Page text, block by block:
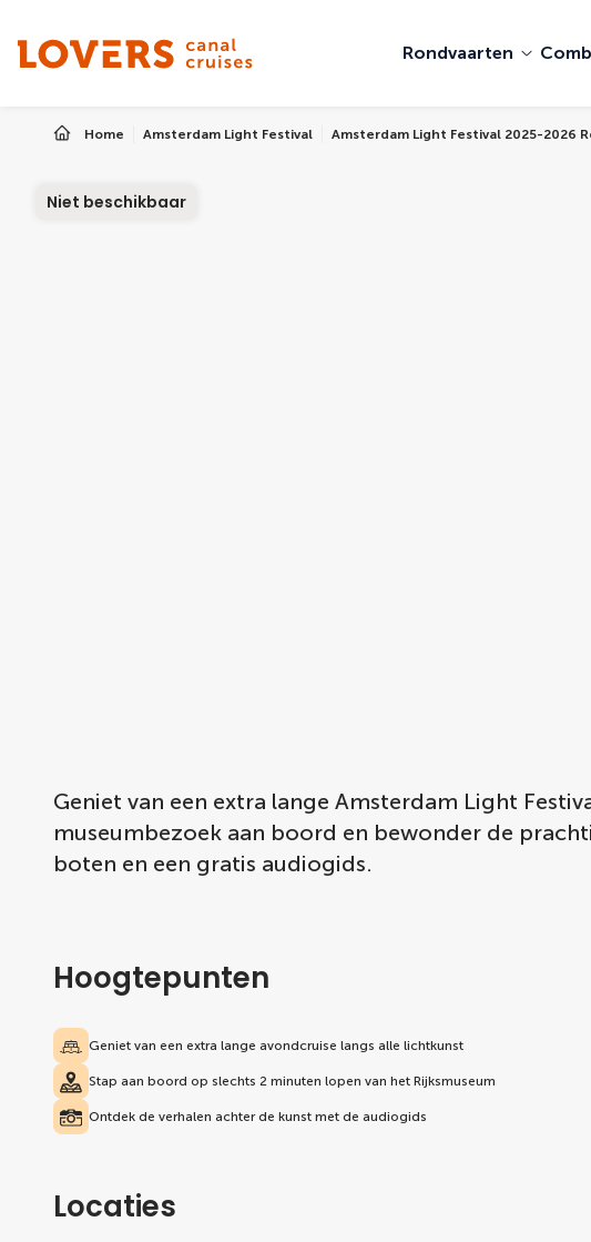
Rondvaarten
Home Amsterdam Light Festival Amsterdam Light Festival 2025-2026
Niet beschikbaar
Geniet van een extra lange Amsterdam Light
museumbezoek aan boord en bewonder de
boten en een gratis audiogids.
Hoogtepunten
Geniet van een extra lange avondcruise langs alle lichtkunst
Stap aan boord op slechts 2 minuten lopen van het Rijksmuseum
Ontdek de verhalen achter de kunst met de audiogids
Locaties